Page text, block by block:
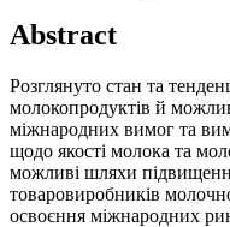
Abstract
Розглянуто стан та
молокопродуктів й
міжнародних вимог та
щодо якості молока та
можливі шляхи
товаровиробників
освоєння міжнародних